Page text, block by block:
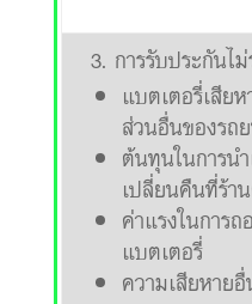
3. การรับประกันไ
แบตเตอรี่เสีย
ส่วนอื่นของรถ
ต้นทุนในการน
เปลี่ยนคืนที่ร้า
ค่าแรงในการ
แบตเตอรี่
ความเสียหาย